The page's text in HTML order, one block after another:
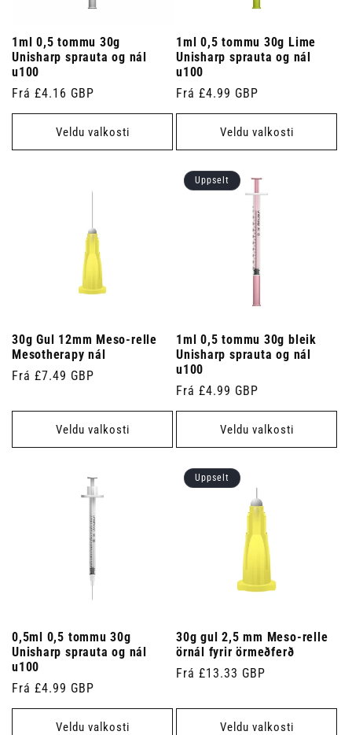
1ml 0,5 tommu 30g
Unisharp sprauta og nál
u100
Venjulegt
verð
Frá £4.16 GBP
Veldu valkosti
1ml 0,5 tommu 30g Lime
Unisharp sprauta og nál
u100
Venjulegt
verð
Frá £4.99 GBP
Veldu valkosti
30g Gul 12mm Meso-relle
Mesotherapy nál
Venjulegt
Frá £7.49 GBP
Veldu valkosti
Uppselt
1ml 0,5 tommu 30g bleik
Unisharp sprauta og nál
u100
Venjulegt
verð
Frá £4.99 GBP
Veldu valkosti
0,5ml 0,5 tommu 30g
Unisharp sprauta og nál
u100
Venjulegt
verð
Frá £4.99 GBP
Veldu valkosti
Uppselt
30g gul 2,5 mm Meso-relle
örnál fyrir örmeðferð
Venjulegt
Frá £13.33 GBP
Veldu valkosti